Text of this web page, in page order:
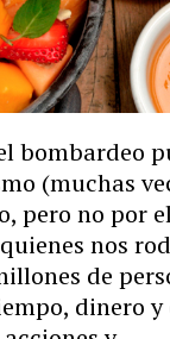
bombardeo
(muchas
pero no por
nos
de
dinero y